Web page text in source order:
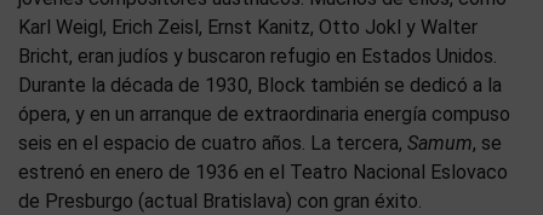
Karl Weigl, Erich Zeisl, Ernst Kanitz, Otto Jokl y Walter
Bricht, eran judíos y buscaron refugio en Estados Unidos.
Durante la década de 1930, Block también se dedicó a la
ópera, y en un arranque de extraordinaria energía compuso
seis en el espacio de cuatro años. La tercera, Samum, se
estrenó en enero de 1936 en el Teatro Nacional Eslovaco
de Presburgo (actual Bratislava) con gran éxito.